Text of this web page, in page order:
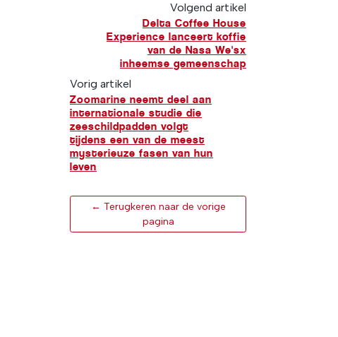
Volgend artikel
Delta Coffee House
Experience lanceert koffie
van de Nasa We'sx
inheemse gemeenschap
Vorig artikel
Zoomarine neemt deel aan
internationale studie die
zeeschildpadden volgt
tijdens een van de meest
mysterieuze fasen van hun
leven
← Terugkeren naar de vorige
pagina